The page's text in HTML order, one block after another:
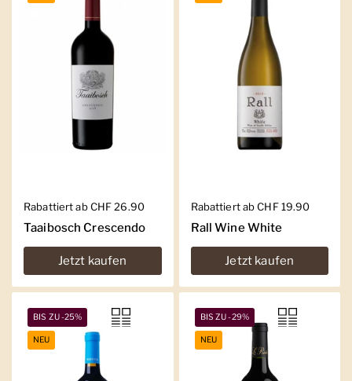
Regulärer Preis
Rabattiert ab CHF 26.90
Taaibosch Crescendo
Jetzt kaufen
Regulärer Preis
Rabattiert ab CHF 19.90
Rall Wine White
Jetzt kaufen
BIS ZU -25%
NEU
BIS ZU -29%
NEU